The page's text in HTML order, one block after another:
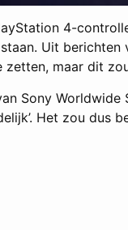
4-
Uit
maar dit
Sony Worldwide
Het zou